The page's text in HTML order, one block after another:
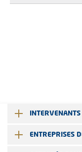
INTERVENANTS
ENTREPRISES